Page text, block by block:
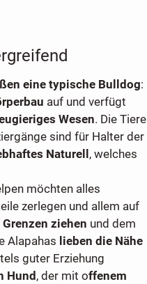
eine typische Bulldog:
auf und verfügt
Wesen. Die Tiere
sind für Halter der
Naturell , welches
möchten alles
zerlegen und allem auf
ziehen und dem
Alapahas lieben die Nähe
guter Erziehung
Hund , der mit offenem